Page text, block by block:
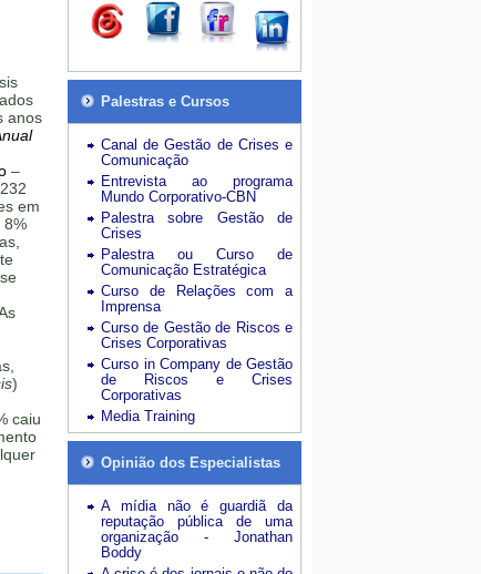
anos
–
em
8%
)
caiu
Palestras e Cursos
Canal de Gestão de Crises e
Comunicação
Entrevista ao programa
Mundo Corporativo-CBN
Palestra sobre Gestão de
Crises
Palestra ou Curso de
Comunicação Estratégica
Curso de Relações com a
Imprensa
Curso de Gestão de Riscos e
Crises Corporativas
Curso in Company de Gestão
de Riscos e Crises
Corporativas
Media Training
Opinião dos Especialistas
A mídia não é guardiã da
reputação pública de uma
organização - Jonathan
Boddy